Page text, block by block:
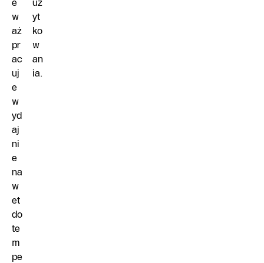
w
aż
pr
ac
uj
e
w
yd
aj
ni
e
na
w
et
do
te
m
pe
yt
ko
w
an
ia.